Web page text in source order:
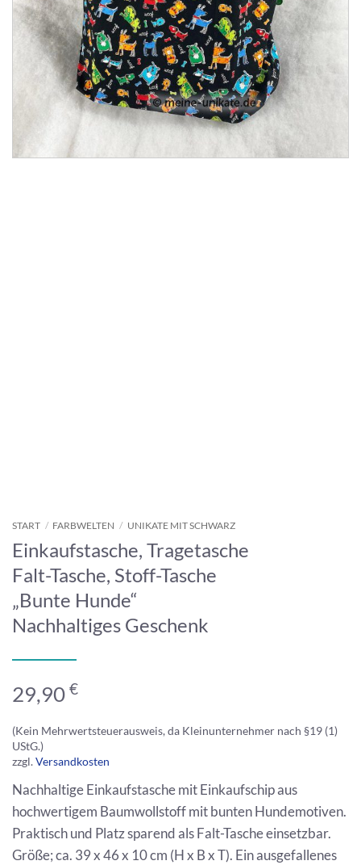
START / FARBWELTEN / UNIKATE MIT SCHWARZ
Einkaufstasche, Tragetasche
Falt-Tasche, Stoff-Tasche
„Bunte Hunde“
Nachhaltiges Geschenk
29,90 €
(Kein Mehrwertsteuerausweis, da Kleinunternehmer nach §19 (1)
UStG.)
zzgl.Versandkosten
Nachhaltige Einkaufstasche mit Einkaufschip aus
hochwertigem Baumwollstoff mit bunten Hundemotiven.
Praktisch und Platz sparend als Falt-Tasche einsetzbar.
Größe; ca. 39 x 46 x 10 cm (H x B x T). Ein ausgefallenes